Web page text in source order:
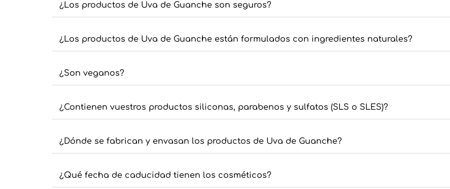
¿Los productos de Uva de Guanche son seguros?
¿Los productos de Uva de Guanche están formulados con ingredientes naturales?
¿Son veganos?
¿Contienen vuestros productos siliconas, parabenos y sulfatos (SLS o SLES)?
¿Dónde se fabrican y envasan los productos de Uva de Guanche?
¿Qué fecha de caducidad tienen los cosméticos?